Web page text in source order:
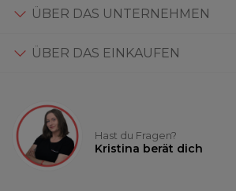
ÜBER DAS UNTERNEHMEN
ÜBER DAS EINKAUFEN
Hast du Fragen?
Kristina berät dich